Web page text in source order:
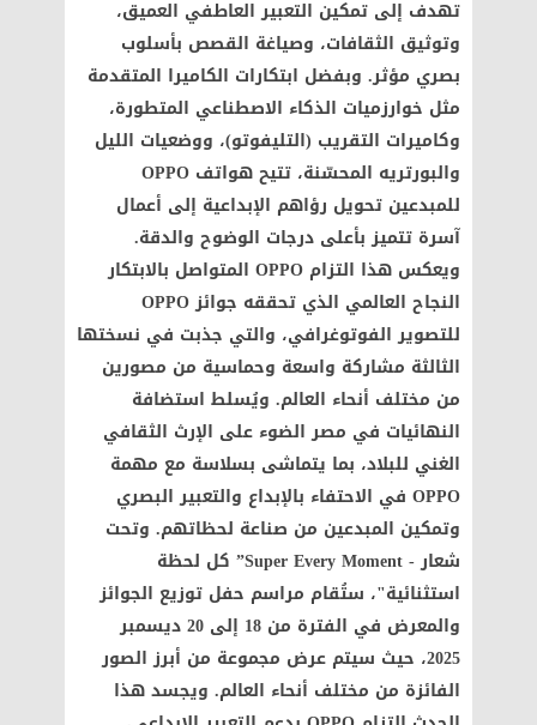
تهدف إلى تمكين التعبير العاطفي العميق،
وتوثيق الثقافات، وصياغة القصص بأسلوب
بصري مؤثر. وبفضل ابتكارات الكاميرا المتقدمة
مثل خوارزميات الذكاء الاصطناعي المتطورة،
وكاميرات التقريب (التليفوتو)، ووضعيات الليل
والبورتريه المحسّنة، تتيح هواتف OPPO
للمبدعين تحويل رؤاهم الإبداعية إلى أعمال
آسرة تتميز بأعلى درجات الوضوح والدقة.
ويعكس هذا التزام OPPO المتواصل بالابتكار
النجاح العالمي الذي تحققه جوائز OPPO
للتصوير الفوتوغرافي، والتي جذبت في نسختها
الثالثة مشاركة واسعة وحماسية من مصورين
من مختلف أنحاء العالم. ويُسلط استضافة
النهائيات في مصر الضوء على الإرث الثقافي
الغني للبلاد، بما يتماشى بسلاسة مع مهمة
OPPO في الاحتفاء بالإبداع والتعبير البصري
وتمكين المبدعين من صناعة لحظاتهم. وتحت
شعار - Super Every Moment” كل لحظة
استثنائية"، ستُقام مراسم حفل توزيع الجوائز
والمعرض في الفترة من 18 إلى 20 ديسمبر
2025، حيث سيتم عرض مجموعة من أبرز الصور
الفائزة من مختلف أنحاء العالم. ويجسد هذا